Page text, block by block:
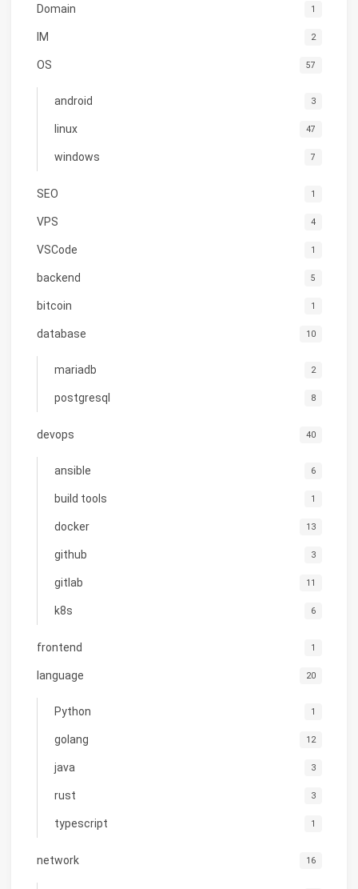
Domain 1
IM 2
OS 57
android 3
linux 47
windows 7
SEO 1
VPS 4
VSCode 1
backend 5
bitcoin 1
database 10
mariadb 2
postgresql 8
devops 40
ansible 6
build tools 1
docker 13
github 3
gitlab 11
k8s 6
frontend 1
language 20
Python 1
golang 12
java 3
rust 3
typescript 1
network 16